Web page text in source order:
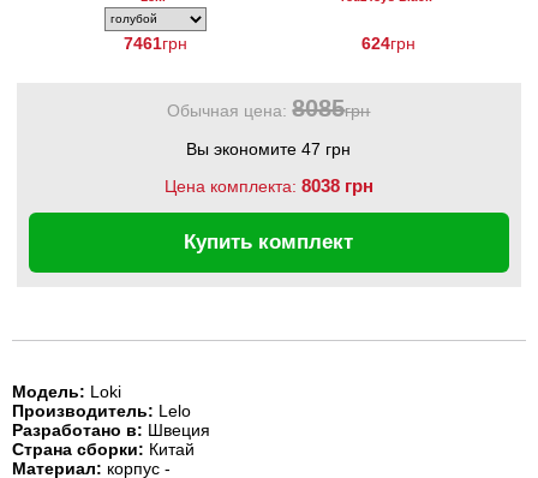
7461грн 624грн
Обычная цена:8085грн
Вы экономите 47 грн
Цена комплекта: 8038 грн
Купить комплект
Модель: Loki
Производитель: Lelo
Разработано в: Швеция
Страна сборки: Китай
Материал: корпус -